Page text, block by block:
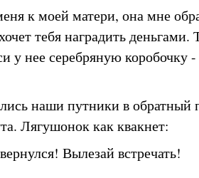
к моей матери, она мне
тебя наградить деньгами.
у нее серебряную коробочку -
наши путники в
Лягушонок как квакнет:
Вылезай встречать!